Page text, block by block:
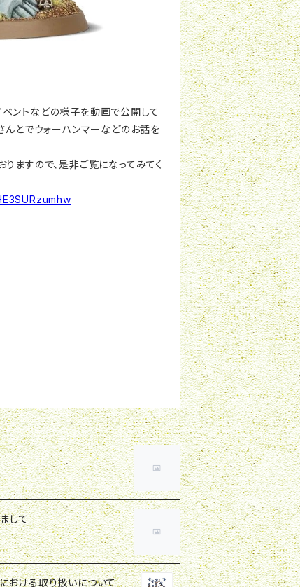
ントなどの様子を動画で公開して
んとでウォーハンマーなどのお話を
ますので、是非ご覧になってみてく
して
おける取り扱いについて